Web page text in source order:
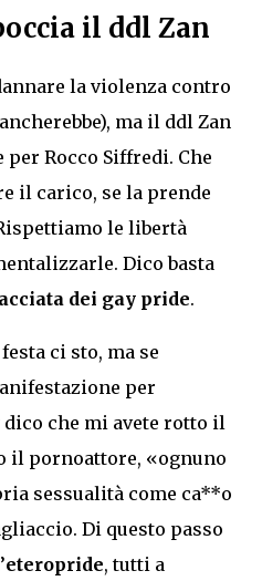
il ddl Zan
la violenza contro
ma il ddl Zan
Rocco Siffredi. Che
il carico, se la prende
le libertà
Dico basta
dei gay pride.
ci sto, ma se
per
che mi avete rotto il
il pornoattore, «ognuno
sessualità come ca**o
Di questo passo
eteropride, tutti a